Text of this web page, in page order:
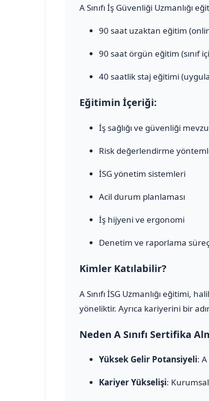
A Sınıfı İş Güvenliği Uzmanlığı
90 saat uzaktan eğitim
90 saat örgün eğitim (sınıf
40 saatlik staj eğitimi
Eğitimin İçeriği:
İş sağlığı ve güvenliği
Risk değerlendirme
İSG yönetim sistemleri
Acil durum planlaması
İş hijyeni ve ergonomi
Denetim ve raporlama
Kimler Katılabilir?
A Sınıfı İSG Uzmanlığı eğitimi,
yöneliktir. Ayrıca kariyerini bir
Neden A Sınıfı Sertifika
Yüksek Gelir Potansiyeli:
Kariyer Yükselişi: